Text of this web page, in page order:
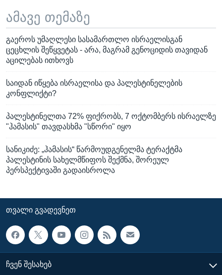
ამავე თემაზე
გაეროს უმაღლესი სასამართლო ისრაელისგან
ცეცხლის შეწყვეტას - არა, მაგრამ გენოციდის თავიდან
აცილებას ითხოვს
საიდან იწყება ისრაელისა და პალესტინელების
კონფლიქტი?
პალესტინელთა 72% ფიქრობს, 7 ოქტომბერს ისრაელზე
"ჰამასის" თავდასხმა "სწორი" იყო
სანიკიძე: „ჰამასის“ წარმოუდგენელმა ტერაქტმა
პალესტინის სახელმწიფოს შექმნა, შორეულ
პერსპექტივაში გადაისროლა
ᲗᲕᲐᲚᲘ ᲒᲕᲐᲓᲔᲕᲜᲔᲗ
ᲩᲕᲔᲜ ᲨᲔᲡᲐᲮᲔᲑ